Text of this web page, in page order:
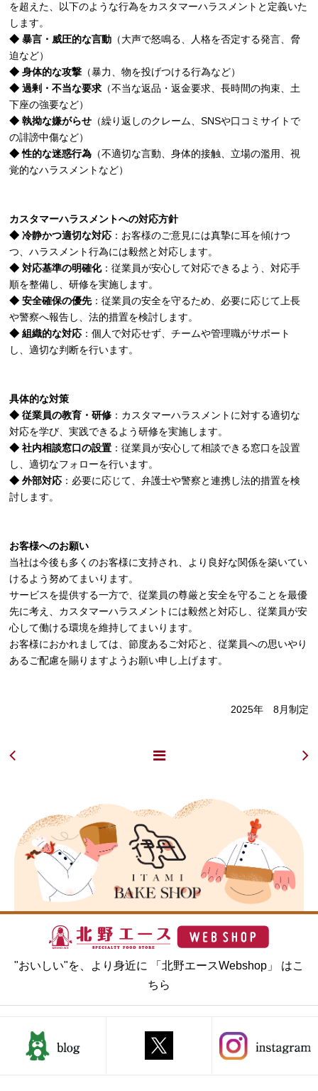
を超えた、以下のような行為をカスタマーハラスメントと定義いた
します。
◆ 暴言・威圧的な言動 （大声で怒鳴る、人格を否定する発言、脅
迫など）
◆ 身体的な攻撃 （暴力、物を投げつける行為など）
◆ 過剰・不当な要求 （不当な返品・返金要求、長時間の拘束、土
下座の強要など）
◆ 執拗な嫌がらせ （繰り返しのクレーム、SNSや口コミサイトで
の誹謗中傷など）
◆ 性的な迷惑行為 （不適切な言動、身体的接触、立場の濫用、視
覚的なハラスメントなど）
カスタマーハラスメントへの対応方針
◆ 冷静かつ適切な対応 ：お客様のご意見には真摯に耳を傾けつ
つ、ハラスメント行為には毅然と対応します。
◆ 対応基準の明確化：従業員が安心して対応できるよう、対応手
順を整備し、研修を実施します。
◆ 安全確保の優先：従業員の安全を守るため、必要に応じて上長
や警察へ報告し、法的措置を検討します。
◆ 組織的な対応 ：個人で対応せず、チームや管理職がサポート
し、適切な判断を行います。
具体的な対策
◆ 従業員の教育・研修 ：カスタマーハラスメントに対する適切な
対応を学び、実践できるよう研修を実施します。
◆ 社内相談窓口の設置 ：従業員が安心して相談できる窓口を設置
し、適切なフォローを行います。
◆ 外部対応 ：必要に応じて、弁護士や警察と連携し法的措置を検
討します。
お客様へのお願い
当社は今後も多くのお客様に支持され、より良好な関係を築いてい
けるよう努めてまいります。
サービスを提供する一方で、従業員の尊厳と安全を守ることを最優
先に考え、カスタマーハラスメントには毅然と対応し、従業員が安
心して働ける環境を維持してまいります。
お客様におかれましては、節度あるご対応と、従業員への思いやり
あるご配慮を賜りますようお願い申し上げます。
2025年 8月制定
"おいしい"を、より身近に 「北野エースWebshop」 はこ
ちら